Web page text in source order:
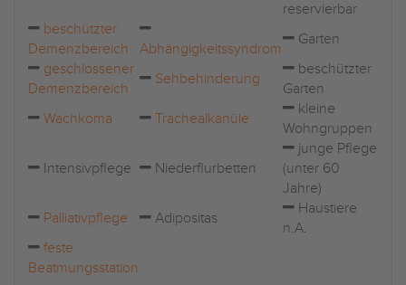
reservierbar
beschützter
Demenzbereich
Abhängigkeitssyndrom
Garten
geschlossener
Demenzbereich
Sehbehinderung
beschützter
Garten
Wachkoma
Trachealkanüle
kleine
Wohngruppen
Intensivpflege Niederflurbetten
junge Pflege
(unter 60
Jahre)
Palliativpflege
Adipositas
Haustiere
n.A.
feste
Beatmungsstation